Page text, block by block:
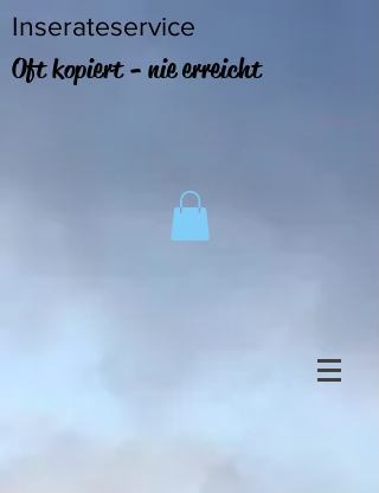
Inserateservice
Oft kopiert - nie erreicht